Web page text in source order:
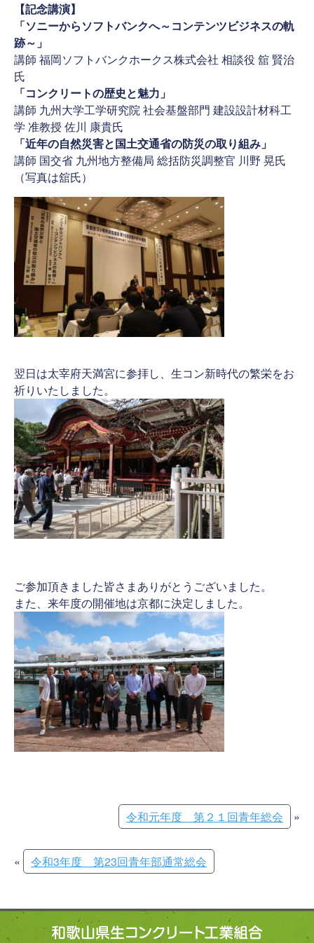
【記念講演】
「ソニーからソフトバンクへ～コンテンツビジネスの軌
跡～」
講師 福岡ソフトバンクホークス株式会社 相談役 舘 賢治
氏
「コンクリートの歴史と魅力」
講師 九州大学工学研究院 社会基盤部門 建設設計材科工
学 准教授 佐川 康貴氏
「近年の自然災害と国土交通省の防災の取り組み」
講師 国交省 九州地方整備局 総括防災調整官 川野 晃氏
（写真は舘氏）
翌日は太宰府天満宮に参拝し、生コン新時代の繁栄をお
祈りいたしました。
ご参加頂きました皆さまありがとうございました。
また、来年度の開催地は京都に決定しました。
令和元年度 第２１回青年総会 »
« 令和3年度 第23回青年部通常総会